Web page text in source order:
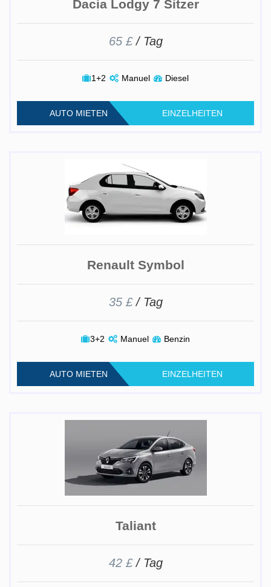
Dacia Lodgy 7 Sitzer
65 £/ Tag
1+2 Manuel Diesel
AUTO MIETEN EINZELHEITEN
Renault Symbol
35 £/ Tag
3+2 Manuel Benzin
AUTO MIETEN EINZELHEITEN
Taliant
42 £/ Tag